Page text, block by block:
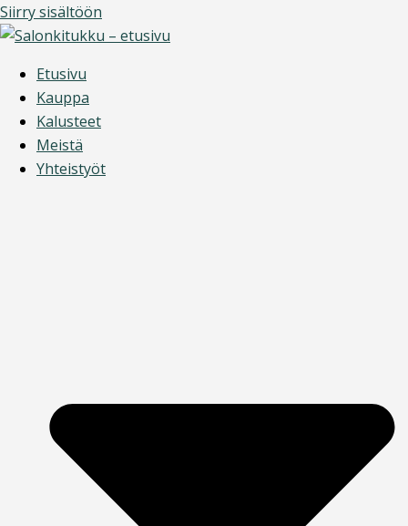
Siirry sisältöön
Etusivu
Kauppa
Kalusteet
Meistä
Yhteistyöt